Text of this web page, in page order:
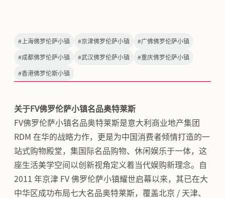
# 上海佛罗伦萨小镇 #京津佛罗伦萨小镇 #广佛佛罗伦萨小镇
#成都佛罗伦萨小镇 #武汉佛罗伦萨小镇 #重庆佛罗伦萨小镇
#香港佛罗伦斯小镇
关于FV佛罗伦萨小镇名品奥特莱斯
FV佛罗伦萨小镇名品奥特莱斯是意大利商业地产集团
RDM 在华的战略力作，更是为中国消费者倾情打造的一
站式购物殿堂，集国际名品购物、休闲娱乐于一体，这
座生活美学空间以创新视角定义着当代娱购新理念。自
2011 年京津 FV 佛罗伦萨小镇耀世启幕以来，其已在大
中华区成功布局七大名品奥特莱斯，覆盖北京 / 天津、